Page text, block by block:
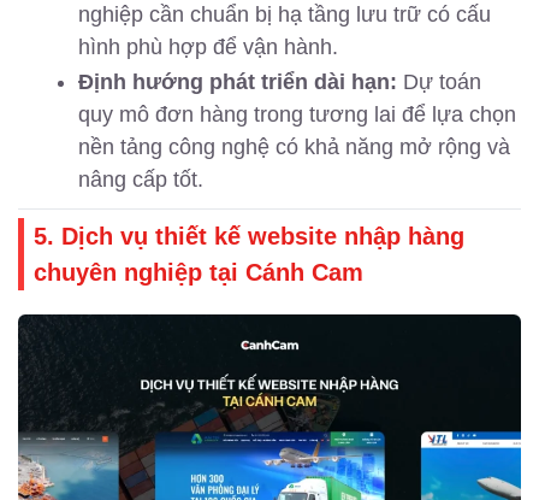
nghiệp cần chuẩn bị hạ tầng lưu trữ có cấu
hình phù hợp để vận hành.
Định hướng phát triển dài hạn: Dự toán
quy mô đơn hàng trong tương lai để lựa chọn
nền tảng công nghệ có khả năng mở rộng và
nâng cấp tốt.
5. Dịch vụ thiết kế website nhập hàng
chuyên nghiệp tại Cánh Cam